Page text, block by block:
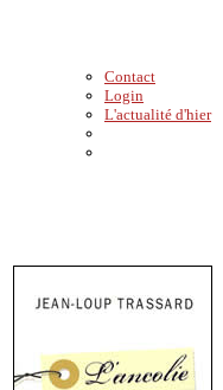
Contact
Login
L'actualité d'hier